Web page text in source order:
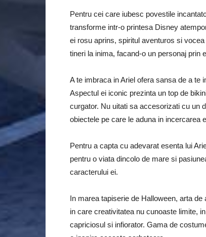
Pentru cei care iubesc povestile
transforme intr-o printesa Disney
ei rosu aprins, spiritul aventuros si
tineri la inima, facand-o un personaj prin
A te imbraca in Ariel ofera sansa de a te
Aspectul ei iconic prezinta un top de
curgator. Nu uitati sa accesorizati cu un
obiectele pe care le aduna in incercarea
Pentru a capta cu adevarat esenta lui
pentru o viata dincolo de mare si
caracterului ei.
In marea tapiserie de Halloween, arta
in care creativitatea nu cunoaste limite,
capriciosul si infiorator. Gama de